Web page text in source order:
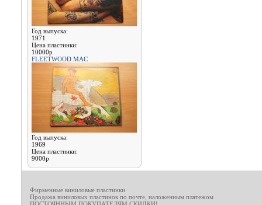
Год выпуска:
1971
Цена пластинки:
10000р
FLEETWOOD MAC
Год выпуска:
1969
Цена пластинки:
9000р
Фирменные виниловые пластинки
Продажа виниловых пластинок по почте, наложенным платежом